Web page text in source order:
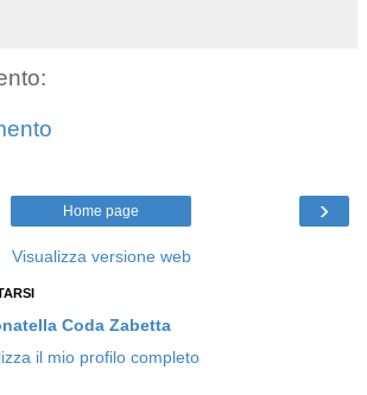
›
Home page
Visualizza versione web
Coda Zabetta
il mio profilo completo